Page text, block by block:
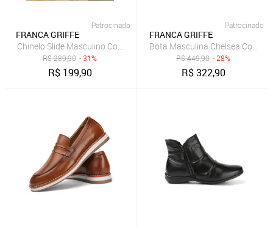
Patrocinado
FRANCA GRIFFE
Chinelo Slide Masculino Couro Legítimo Verão Conforto Forro
R$289,90 - 31%
R$ 199,90
Patrocinado
FRANCA GRIFFE
Bota Masculina Chelsea Couro
R$449,90 - 28%
R$322,90